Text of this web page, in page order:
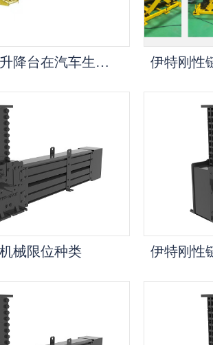
伊特刚性链升降台在汽车生产线中的应用优势
械限位种类